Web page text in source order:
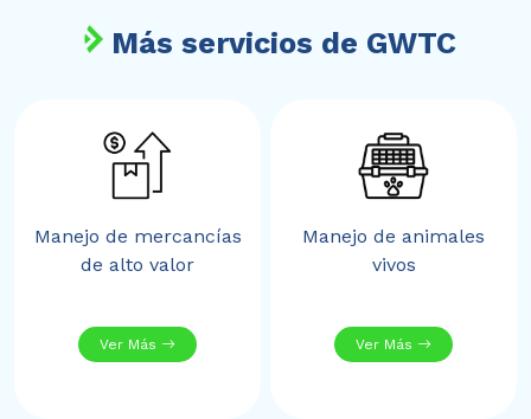
Más servicios de GWTC
Manejo de mercancías
de alto valor
Ver Más
Manejo de animales
vivos
Ver Más